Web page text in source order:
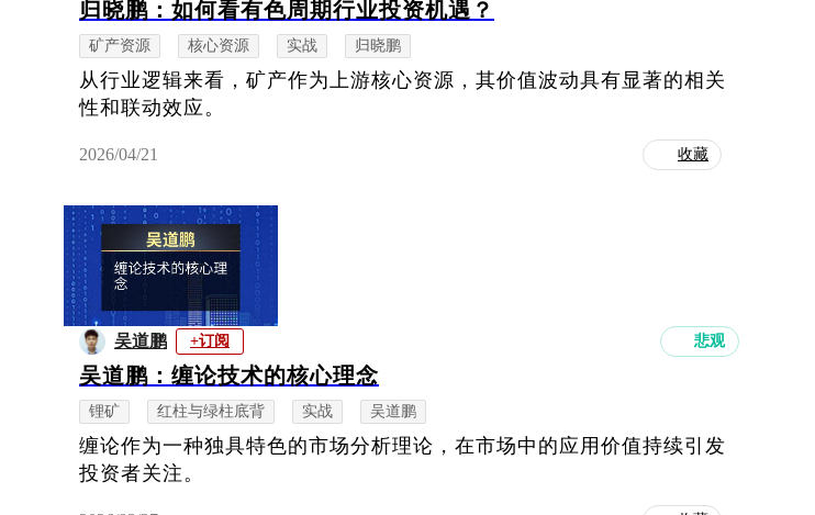
归晓鹏：如何看有色周期行业投资机遇？
矿产资源 核心资源 实战 归晓鹏
从行业逻辑来看，矿产作为上游核心资源，其价值波动具有显著的相关
性和联动效应。
2026/04/21 收藏
吴道鹏 +订阅 悲观
吴道鹏：缠论技术的核心理念
锂矿 红柱与绿柱底背 实战 吴道鹏
缠论作为一种独具特色的市场分析理论，在市场中的应用价值持续引发
投资者关注。